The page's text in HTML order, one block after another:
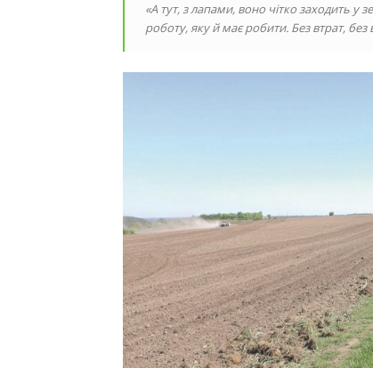
«А тут, з лапами, воно чітко заходить у
роботу, яку й має робити. Без втрат,